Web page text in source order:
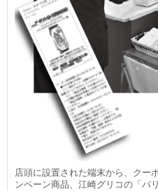
店頭に設置された端末から、クー
ンペーン商品、江崎グリコの「パ